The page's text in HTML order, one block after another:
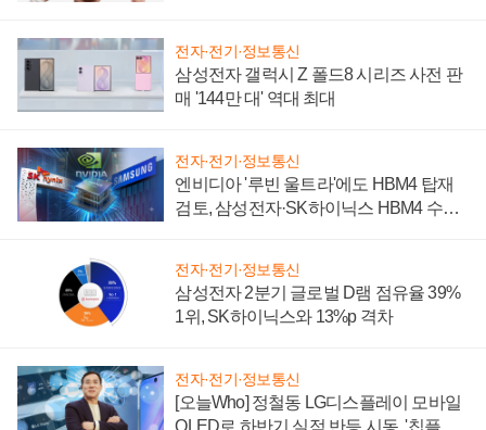
전자·전기·정보통신
삼성전자 갤럭시 Z 폴드8 시리즈 사전 판
매 '144만 대' 역대 최대
전자·전기·정보통신
엔비디아 '루빈 울트라'에도 HBM4 탑재
검토, 삼성전자·SK하이닉스 HBM4 수율
전자·전기·정보통신
삼성전자 2분기 글로벌 D램 점유율 39%
1위, SK하이닉스와 13%p 격차
전자·전기·정보통신
[오늘Who] 정철동 LG디스플레이 모바일
OLED로 하반기 실적 반등 시동, '칩플레